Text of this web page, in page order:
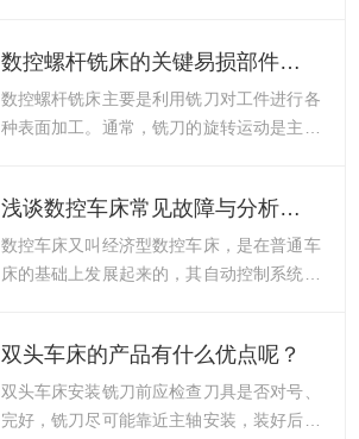
好、是否按规定加足润滑油、各操作手柄是
否正确、旋风铣、工件、夹具、刀具是否牢
固、冷却液是否充足，然后开慢车空转3-5
数控车床的效率。当切削速度提高10倍，进
给速度提高20倍，远远超越传统的切削区
后，切削机理发生了根本的变化。其结果
提高了70%，大幅度降低了留在工件上的切
削热，切削振动几乎消失；切削加工发生了
本质性的飞跃。根据目前CNC数控车床的情
数控螺杆铣床的关键易损部件，你知道几个？
数控螺杆铣床主要是利用铣刀对工件进行各
种表面加工。通常，铣刀的旋转运动是主要
床是用铣刀加工工件的一种机床。铣床除可
铣削平面、沟槽、轮齿、螺纹及花键轴外，
还可加工较复杂的型面，比刨床效率更高，
安装及支承，是铣床的主体，内部有主传动
装置、齿轮箱、电器箱。床身安装在铣床底
座上，底座为铣床底座，内部有冷却液等。
浅谈数控车床常见故障与分析处理，进来看看吧！
数控车床又叫经济型数控车床，是在普通车
床的基础上发展起来的，其自动控制系统主
成零件的加工。所以，简易数控车床仍是机
电一体化设备，因而在出现故障时也要从机
床的机械结构和电气控制两个方面综合分
双头车床的产品有什么优点呢？
双头车床安装铣刀前应检查刀具是否对号、
完好，铣刀尽可能靠近主轴安装，装好后要